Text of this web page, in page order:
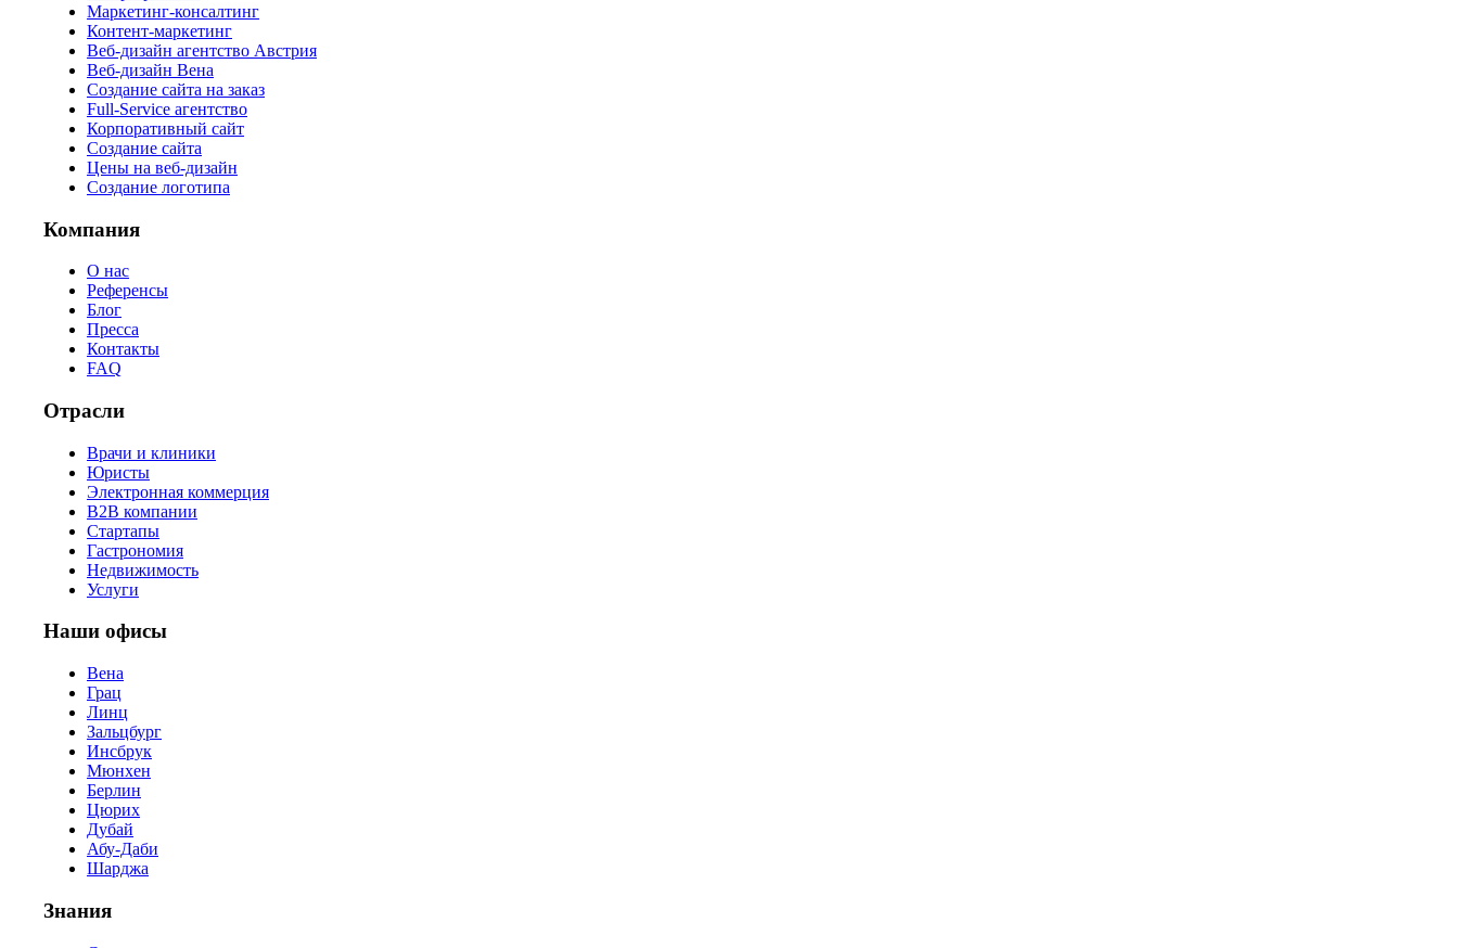
Маркетинг-консалтинг
Контент-маркетинг
Веб-дизайн агентство Австрия
Веб-дизайн Вена
Создание сайта на заказ
Full-Service агентство
Корпоративный сайт
Создание сайта
Цены на веб-дизайн
Создание логотипа
Компания
О нас
Референсы
Блог
Пресса
Контакты
FAQ
Отрасли
Врачи и клиники
Юристы
Электронная коммерция
B2B компании
Стартапы
Гастрономия
Недвижимость
Услуги
Наши офисы
Вена
Грац
Линц
Зальцбург
Инсбрук
Мюнхен
Берлин
Цюрих
Дубай
Абу-Даби
Шарджа
Знания